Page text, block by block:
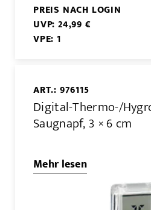
PREIS NACH LOGIN
UVP: 24,99 €
VPE: 1
ART.: 976115
Digital-Thermo-/
Saugnapf, 3 × 6 cm
Mehr lesen